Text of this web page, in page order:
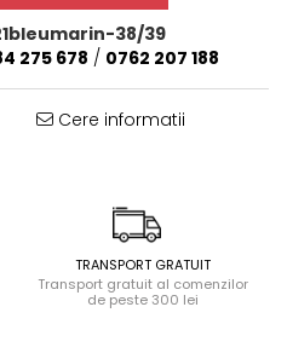
38/39
275 678 / 0762 207 188
Cere informatii
TRANSPORT GRATUIT
Transport gratuit al comenzilor
de peste 300 lei